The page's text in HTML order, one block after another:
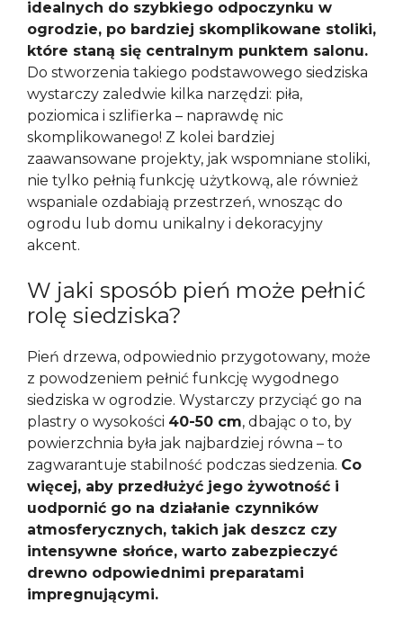
idealnych do szybkiego odpoczynku w
ogrodzie, po bardziej skomplikowane stoliki,
które staną się centralnym punktem salonu.
Do stworzenia takiego podstawowego siedziska
wystarczy zaledwie kilka narzędzi: piła,
poziomica i szlifierka – naprawdę nic
skomplikowanego! Z kolei bardziej
zaawansowane projekty, jak wspomniane stoliki,
nie tylko pełnią funkcję użytkową, ale również
wspaniale ozdabiają przestrzeń, wnosząc do
ogrodu lub domu unikalny i dekoracyjny
akcent.
W jaki sposób pień może pełnić
rolę siedziska?
Pień drzewa, odpowiednio przygotowany, może
z powodzeniem pełnić funkcję wygodnego
siedziska w ogrodzie. Wystarczy przyciąć go na
plastry o wysokości 40-50 cm, dbając o to, by
powierzchnia była jak najbardziej równa – to
zagwarantuje stabilność podczas siedzenia. Co
więcej, aby przedłużyć jego żywotność i
uodpornić go na działanie czynników
atmosferycznych, takich jak deszcz czy
intensywne słońce, warto zabezpieczyć
drewno odpowiednimi preparatami
impregnującymi.